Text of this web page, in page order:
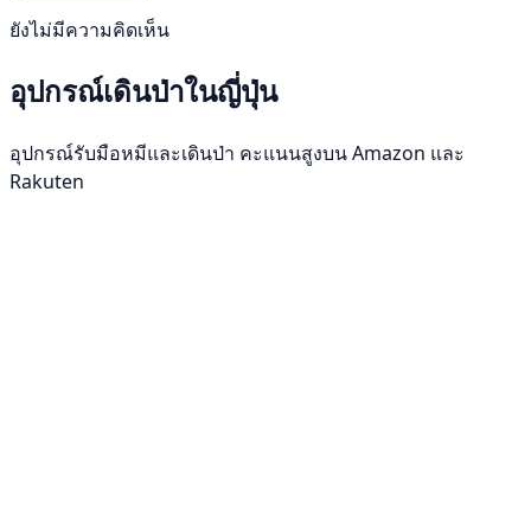
ยังไม่มีความคิดเห็น
อุปกรณ์เดินป่าในญี่ปุ่น
อุปกรณ์รับมือหมีและเดินป่า คะแนนสูงบน Amazon และ
Rakuten